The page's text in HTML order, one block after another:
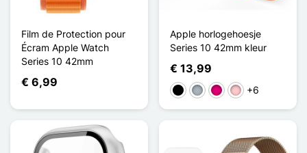
Film de Protection pour
Écram Apple Watch
Series 10 42mm
€ 6,99
Apple horlogehoesje
Series 10 42mm kleur
€ 13,99
ZwartGrijsMagenta
Roze+6